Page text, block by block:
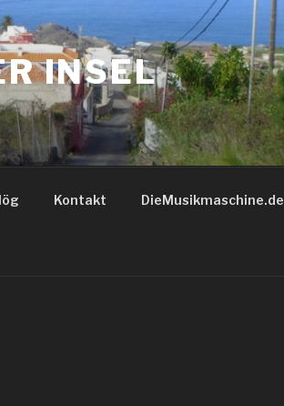
INSEL
Kontakt DieMusikmaschine.de